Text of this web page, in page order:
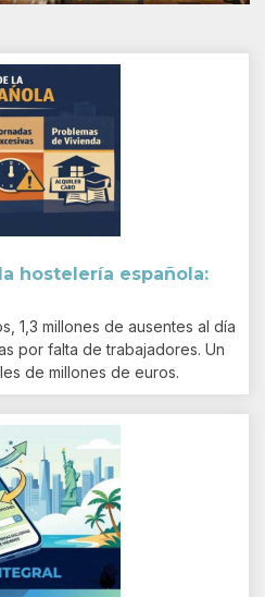
hostelería española:
1,3 millones de ausentes al día
por falta de trabajadores. Un
de millones de euros.